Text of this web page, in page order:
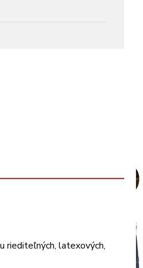
riediteľných, latexových,